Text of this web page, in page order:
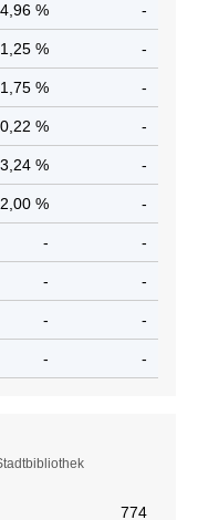
% -
1,25 % -
1,75 % -
% -
3,24 % -
2,00 % -
- -
- -
- -
- -
774